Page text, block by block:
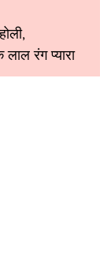
रंग प्यारा